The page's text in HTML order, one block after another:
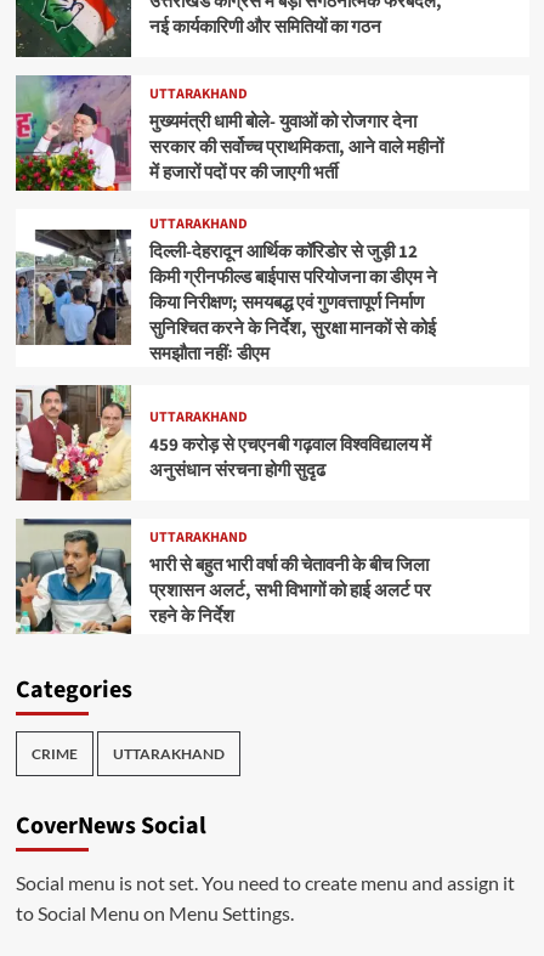
नई कार्यकारिणी और समितियों का गठन
UTTARAKHAND
मुख्यमंत्री धामी बोले- युवाओं को रोजगार देना
सरकार की सर्वोच्च प्राथमिकता, आने वाले महीनों
में हजारों पदों पर की जाएगी भर्ती
UTTARAKHAND
दिल्ली-देहरादून आर्थिक कॉरिडोर से जुड़ी 12
किमी ग्रीनफील्ड बाईपास परियोजना का डीएम ने
किया निरीक्षण; समयबद्ध एवं गुणवत्तापूर्ण निर्माण
सुनिश्चित करने के निर्देश, सुरक्षा मानकों से कोई
समझौता नहींः डीएम
UTTARAKHAND
459 करोड़ से एचएनबी गढ़वाल विश्वविद्यालय में
अनुसंधान संरचना होगी सुदृढ
UTTARAKHAND
भारी से बहुत भारी वर्षा की चेतावनी के बीच जिला
प्रशासन अलर्ट, सभी विभागों को हाई अलर्ट पर
रहने के निर्देश
Categories
CRIME UTTARAKHAND
CoverNews Social
Social menu is not set. You need to create menu and assign it
to Social Menu on Menu Settings.